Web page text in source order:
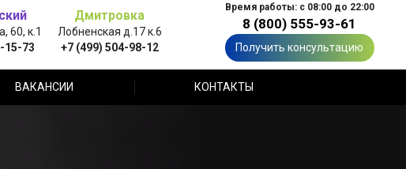
60, к.1
15-73
Дмитровка
Лобненская д.17 к.6
+7 (499) 504-98-12
Время работы: с 08:00 до 22:00
8 (800) 555-93-61
Получить консультацию
ВАКАНСИИ КОНТАКТЫ